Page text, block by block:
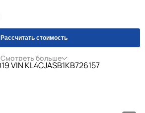
Рассчитать стоимость
Смотреть больше